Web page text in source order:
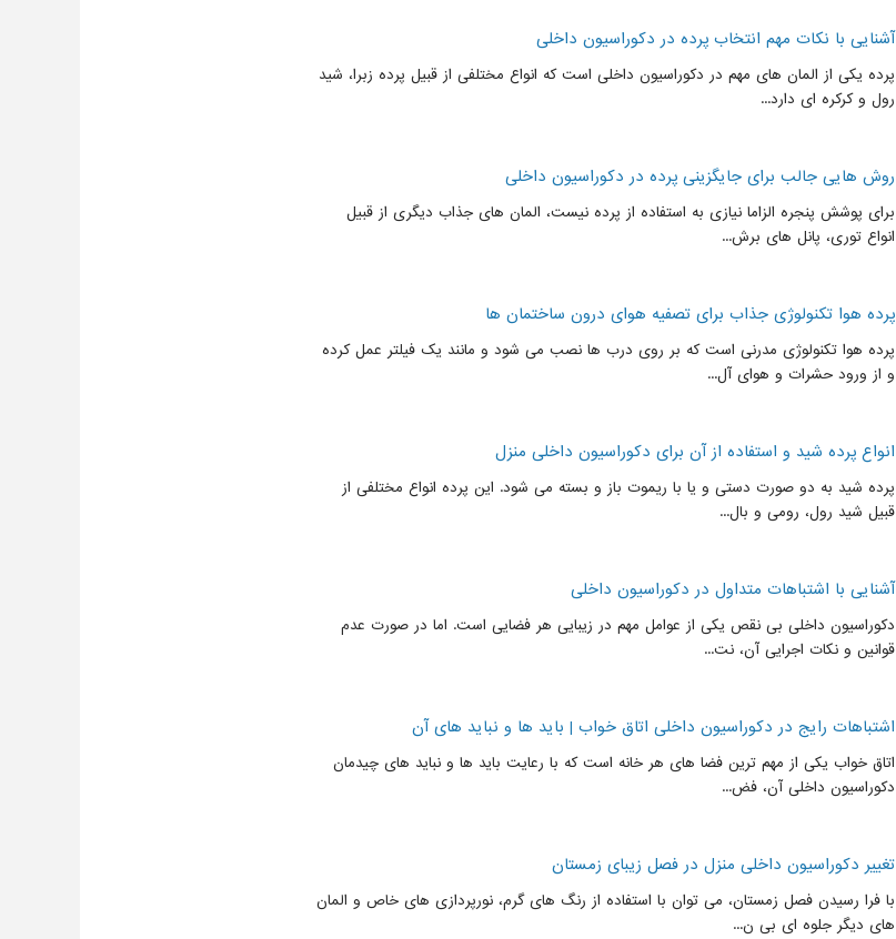
آشنایی با نکات مهم انتخاب پرده در دکوراسیون داخلی
پرده یکی از المان های مهم در دکوراسیون داخلی است که انواع مختلفی از قبیل پرده زبرا، شید
رول و کرکره ای دارد...
روش هایی جالب برای جایگزینی پرده در دکوراسیون داخلی
برای پوشش پنجره الزاما نیازی به استفاده از پرده نیست، المان های جذاب دیگری از قبیل
انواع توری، پانل های برش...
پرده هوا تکنولوژی جذاب برای تصفیه هوای درون ساختمان ها
پرده هوا تکنولوژی مدرنی است که بر روی درب ها نصب می شود و مانند یک فیلتر عمل کرده
و از ورود حشرات و هوای آل...
انواع پرده شید و استفاده از آن برای دکوراسیون داخلی منزل
پرده شید به دو صورت دستی و یا با ریموت باز و بسته می شود. این پرده انواع مختلفی از
قبیل شید رول، رومی و بال...
آشنایی با اشتباهات متداول در دکوراسیون داخلی
دکوراسیون داخلی بی نقص یکی از عوامل مهم در زیبایی هر فضایی است. اما در صورت عدم
قوانین و نکات اجرایی آن، نت...
اشتباهات رایج در دکوراسیون داخلی اتاق خواب | باید ها و نباید های آن
اتاق خواب یکی از مهم ترین فضا های هر خانه است که با رعایت باید ها و نباید های چیدمان
دکوراسیون داخلی آن، فض...
تغییر دکوراسیون داخلی منزل در فصل زیبای زمستان
با فرا رسیدن فصل زمستان، می توان با استفاده از رنگ های گرم، نورپردازی های خاص و المان
های دیگر جلوه ای بی ن...